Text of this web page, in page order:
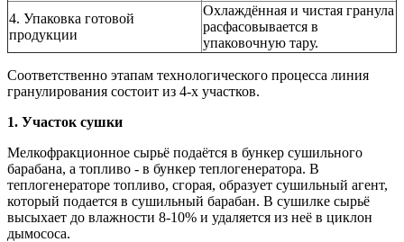
4. Упаковка готовой
продукции
Охлаждённая и чистая гранула
расфасовывается в
упаковочную тару.
Соответственно этапам технологического процесса линия
гранулирования состоит из 4-х участков.
1. Участок сушки
Мелкофракционное сырьё подаётся в бункер сушильного
барабана, а топливо - в бункер теплогенератора. В
теплогенераторе топливо, сгорая, образует сушильный агент,
который подается в сушильный барабан. В сушилке сырьё
высыхает до влажности 8-10% и удаляется из неё в циклон
дымососа.